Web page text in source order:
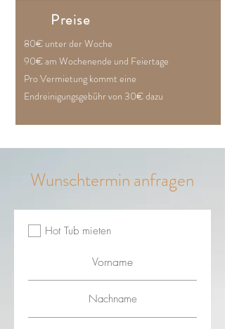
Preise
80€ unter der Woche
90€ am Wochenende und Feiertage
Pro Vermietung kommt eine
Endreinigungsgebühr von 30€ dazu
Wunschtermin anfragen
Hot Tub mieten